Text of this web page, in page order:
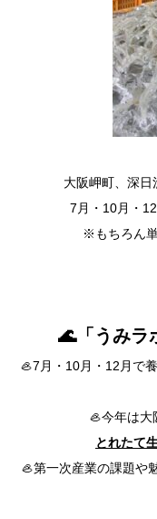
大阪岬町、深日
7月・10月・
※もちろん
🌊「うみラ
🦪7月・10月・12月で
🦪今年は大
とれたて
🦪第一次産業の課題や